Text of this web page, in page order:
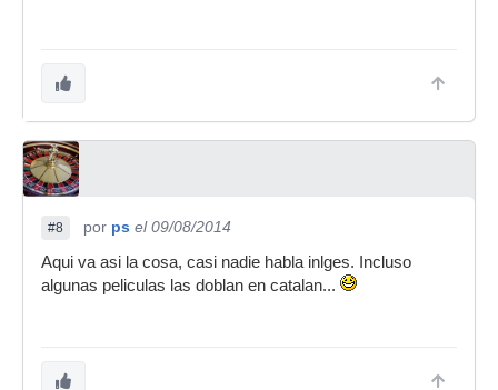
#8 por ps el 09/08/2014
Aqui va asi la cosa, casi nadie habla inlges. Incluso
algunas peliculas las doblan en catalan...